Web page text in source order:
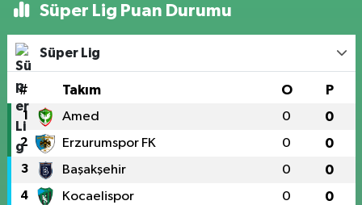
Süper Lig Puan Durumu
Süper Lig
# Takım O P
1 Amed 0 0
2 Erzurumspor FK 0 0
3 Başakşehir 0 0
4 Kocaelispor 0 0